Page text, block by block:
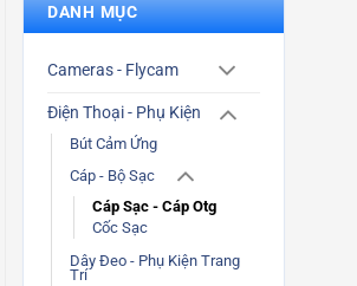
DANH MỤC
Cameras - Flycam
Điện Thoại - Phụ Kiện
Bút Cảm Ứng
Cáp - Bộ Sạc
Cáp Sạc - Cáp Otg
Cốc Sạc
Dây Đeo - Phụ Kiện Trang
Trí